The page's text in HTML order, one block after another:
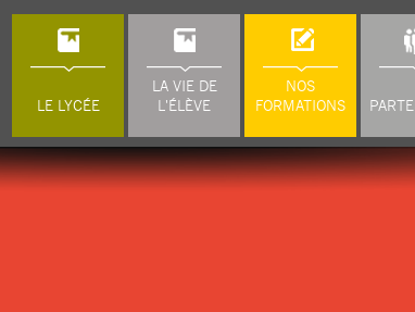
LE LYCÉE
LA VIE DE
L'ÉLÈVE
NOS
FORMATIONS